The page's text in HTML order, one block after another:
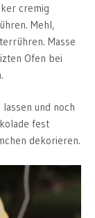
cremig
Mehl,
Masse
Ofen bei
und noch
fest
dekorieren.